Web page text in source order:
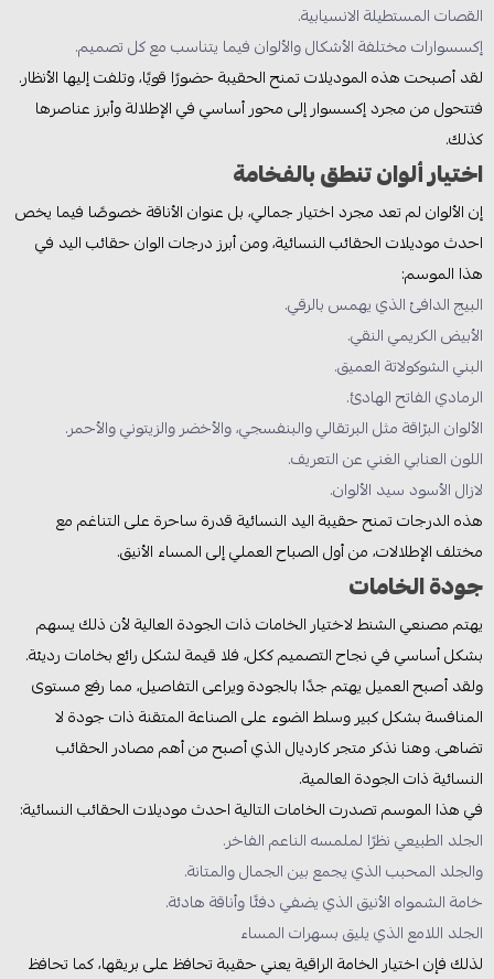
القصات المستطيلة الانسيابية.
إكسسوارات مختلفة الأشكال والألوان فيما يتناسب مع كل تصميم.
لقد أصبحت هذه الموديلات تمنح الحقيبة حضورًا قويًا، وتلفت إليها الأنظار.
فتتحول من مجرد إكسسوار إلى محور أساسي في الإطلالة وأبرز عناصرها
كذلك.
اختيار ألوان تنطق بالفخامة
إن الألوان لم تعد مجرد اختيار جمالي، بل عنوان الأناقة خصوصًا فيما يخص
احدث موديلات الحقائب النسائية، ومن أبرز درجات الوان حقائب اليد في
هذا الموسم:
البيج الدافئ الذي يهمس بالرقي.
الأبيض الكريمي النقي.
البني الشوكولاتة العميق.
الرمادي الفاتح الهادئ.
الألوان البرّاقة مثل البرتقالي والبنفسجي، والأخضر والزيتوني والأحمر.
اللون العنابي الغني عن التعريف.
لازال الأسود سيد الألوان.
هذه الدرجات تمنح حقيبة اليد النسائية قدرة ساحرة على التناغم مع
مختلف الإطلالات، من أول الصباح العملي إلى المساء الأنيق.
جودة الخامات
يهتم مصنعي الشنط لاختيار الخامات ذات الجودة العالية لأن ذلك يسهم
بشكل أساسي في نجاح التصميم ككل، فلا قيمة لشكل رائع بخامات رديئة.
ولقد أصبح العميل يهتم جدًا بالجودة ويراعى التفاصيل، مما رفع مستوى
المنافسة بشكل كبير وسلط الضوء على الصناعة المتقنة ذات جودة لا
تضاهى. وهنا نذكر متجر كارديال الذي أصبح من أهم مصادر الحقائب
النسائية ذات الجودة العالمية.
في هذا الموسم تصدرت الخامات التالية احدث موديلات الحقائب النسائية:
الجلد الطبيعي نظرًا لملمسه الناعم الفاخر.
والجلد المحبب الذي يجمع بين الجمال والمتانة.
خامة الشمواه الأنيق الذي يضفي دفئًا وأناقة هادئة.
الجلد اللامع الذي يليق بسهرات المساء
لذلك فإن اختيار الخامة الراقية يعني حقيبة تحافظ على بريقها، كما تحافظ